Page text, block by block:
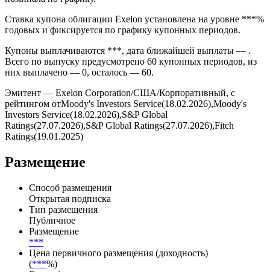
Ставка купона облигации Exelon установлена на уровне ***%
годовых и фиксируется по графику купонных периодов.
Купоны выплачиваются ***, дата ближайшей выплаты — .
Всего по выпуску предусмотрено 60 купонных периодов, из
них выплачено — 0, осталось — 60.
Эмитент — Exelon Corporation/США/Корпоративный, с
рейтингом отMoody's Investors Service(18.02.2026),Moody's
Investors Service(18.02.2026),S&P Global
Ratings(27.07.2026),S&P Global Ratings(27.07.2026),Fitch
Ratings(19.01.2025)
Размещение
Способ размещения
Открытая подписка
Тип размещения
Публичное
Размещение
***
Цена первичного размещения (доходность)
(***%)